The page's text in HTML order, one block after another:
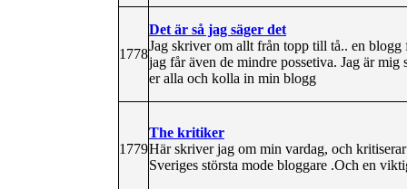
1778
Det är så jag säger det
Jag skriver om allt från topp till tå.. en blogg
jag får även de mindre possetiva. Jag är
er alla och kolla in min blogg
1779
The kritiker
Här skriver jag om min vardag, och
Sveriges största mode bloggare .Och en